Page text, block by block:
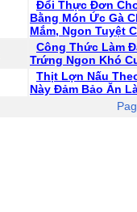
Đổi Thực Đơn
Bằng Món Ức Gà
Mắm, Ngon Tuyệt
Công Thức Làm
Trứng Ngon Khó
Thịt Lợn Nấu
Này Đảm Bảo Ăn